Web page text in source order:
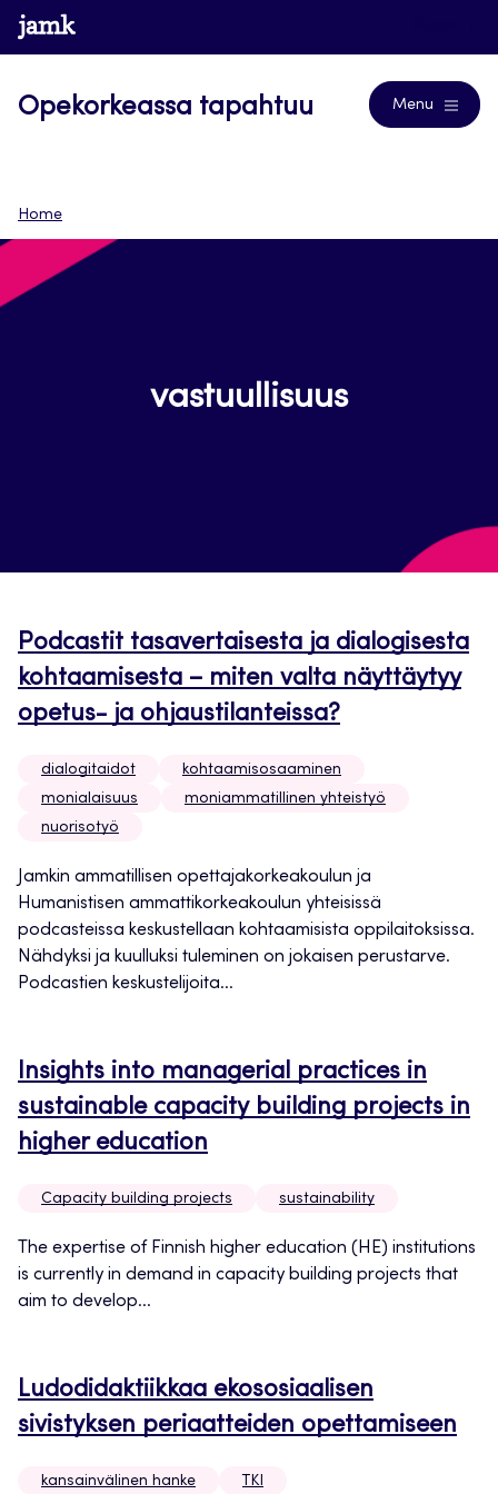
Siirry
suoraan
www.jamk.fi
Opekorkeassa tapahtuu Menu
Home
vastuullisuus
Podcastit tasavertaisesta ja dialogisesta
kohtaamisesta – miten valta näyttäytyy
opetus- ja ohjaustilanteissa?
dialogitaidot
kohtaamisosaaminen
monialaisuus
moniammatillinen yhteistyö
nuorisotyö
Jamkin ammatillisen opettajakorkeakoulun ja
Humanistisen ammattikorkeakoulun yhteisissä
podcasteissa keskustellaan kohtaamisista oppilaitoksissa.
Nähdyksi ja kuulluksi tuleminen on jokaisen perustarve.
Podcastien keskustelijoita...
Insights into managerial practices in
sustainable capacity building projects in
higher education
Capacity building projects sustainability
The expertise of Finnish higher education (HE) institutions
is currently in demand in capacity building projects that
aim to develop...
Ludodidaktiikkaa ekososiaalisen
sivistyksen periaatteiden opettamiseen
kansainvälinen hanke TKI